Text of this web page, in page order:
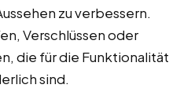
zu verbessern.
Verschlüssen oder
die für die Funktionalität
sind.